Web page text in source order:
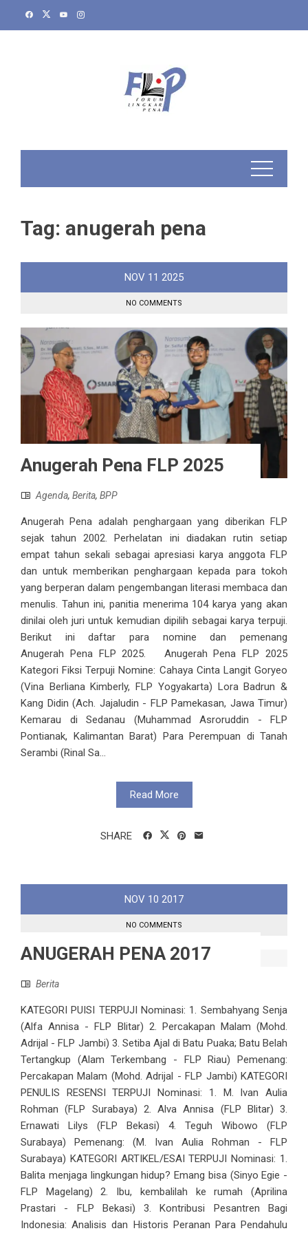
Tag: anugerah pena
NOV 11 2025
NO COMMENTS
Anugerah Pena FLP 2025
Agenda, Berita, BPP
Anugerah Pena adalah penghargaan yang diberikan FLP
sejak tahun 2002. Perhelatan ini diadakan rutin setiap
empat tahun sekali sebagai apresiasi karya anggota FLP
dan untuk memberikan penghargaan kepada para tokoh
yang berperan dalam pengembangan literasi membaca dan
menulis. Tahun ini, panitia menerima 104 karya yang akan
dinilai oleh juri untuk kemudian dipilih sebagai karya terpuji.
Berikut ini daftar para nomine dan pemenang
Anugerah Pena FLP 2025. Anugerah Pena FLP 2025
Kategori Fiksi Terpuji Nomine: Cahaya Cinta Langit Goryeo
(Vina Berliana Kimberly, FLP Yogyakarta) Lora Badrun &
Kang Didin (Ach. Jajaludin - FLP Pamekasan, Jawa Timur)
Kemarau di Sedanau (Muhammad Asroruddin - FLP
Pontianak, Kalimantan Barat) Para Perempuan di Tanah
Serambi (Rinal Sa...
Read More
SHARE
NOV 10 2017
NO COMMENTS
ANUGERAH PENA 2017
Berita
KATEGORI PUISI TERPUJI Nominasi: 1. Sembahyang Senja
(Alfa Annisa - FLP Blitar) 2. Percakapan Malam (Mohd.
Adrijal - FLP Jambi) 3. Setiba Ajal di Batu Puaka; Batu Belah
Tertangkup (Alam Terkembang - FLP Riau) Pemenang:
Percakapan Malam (Mohd. Adrijal - FLP Jambi) KATEGORI
PENULIS RESENSI TERPUJI Nominasi: 1. M. Ivan Aulia
Rohman (FLP Surabaya) 2. Alva Annisa (FLP Blitar) 3.
Ernawati Lilys (FLP Bekasi) 4. Teguh Wibowo (FLP
Surabaya) Pemenang: (M. Ivan Aulia Rohman - FLP
Surabaya) KATEGORI ARTIKEL/ESAI TERPUJI Nominasi: 1.
Balita menjaga lingkungan hidup? Emang bisa (Sinyo Egie -
FLP Magelang) 2. Ibu, kembalilah ke rumah (Aprilina
Prastari - FLP Bekasi) 3. Kontribusi Pesantren Bagi
Indonesia: Analisis dan Historis Peranan Para Pendahulu